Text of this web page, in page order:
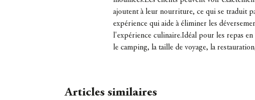
ajoutent à leur nourriture, ce qui se traduit
expérience qui aide à éliminer les
l'expérience culinaire.Idéal pour les repas
le camping, la taille de voyage, la
Articles similaires